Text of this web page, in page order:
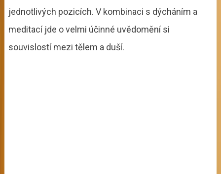
jednotlivých pozicích. V kombinaci s dýcháním a
meditací jde o velmi účinné uvědomění si
souvislostí mezi tělem a duší.